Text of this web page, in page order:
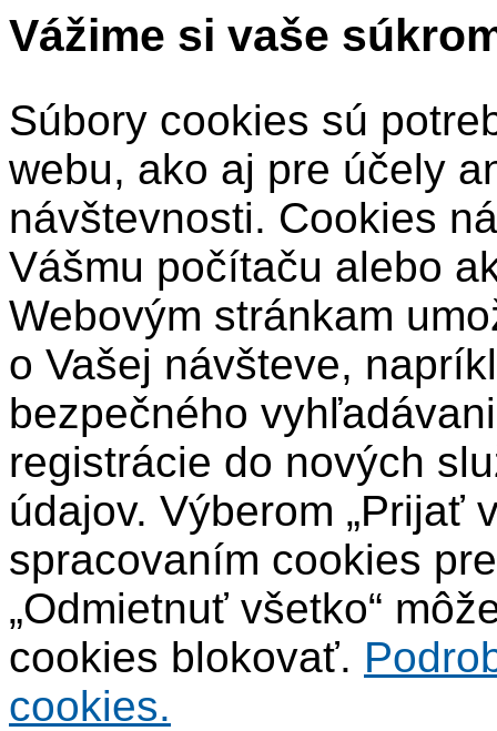
Vážime si vaše
Súbory cookies sú
webu, ako aj pre účely
návštevnosti. Cookies
Vášmu počítaču alebo
Webovým stránkam
o Vašej návšteve,
bezpečného
registrácie do nových
údajov. Výberom „Prijať
spracovaním cookies
„Odmietnuť všetko“
cookies blokovať.
cookies.